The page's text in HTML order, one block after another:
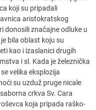
koji su pripadali
aristokratskog
donosili značajne odluke u
bila oblast koju su
kao i izaslanici drugih
i sl. Kada je železnička
velika eksplozija
su uzduž pruge nicale
crkva Sv. Cara
koja pripada raško-